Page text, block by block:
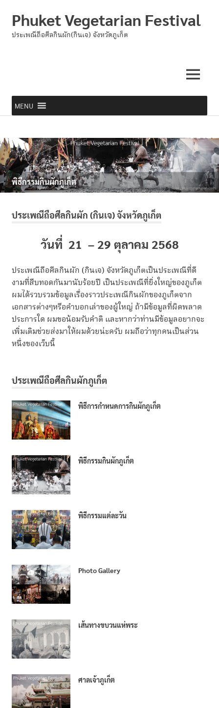
Skip
to
content
Phuket Vegetarian Festival
ประเพณีถือศีลกินผัก(กินเจ) จังหวัดภูเก็ต
MENU
MENU
พิธีการกำหนดการกินผักภูเก็ต
พิธีกรรมกินผักภูเก็ต
พิธีกรรมแต่ละวัน
Photo Gallery
เส้นทางขบวนแห่พระ
ศาลเจ้าภูเก็ต
ข้อควรปฏิบัติ ผู้ถือศีลกินผัก
ประวัติประเพณีกินผัก ภูเก็ต
ประเพณีถือศีลกินผัก (กินเจ) จังหวัดภูเก็ต
วันที่ 21 – 29 ตุลาคม 2568
ประเพณีถือศีลกินผัก (กินเจ) จังหวัดภูเก็ตเป็นประเพณีที่ดี
งามที่สืบทอดกันมานับร้อยปี เป็นประเพณีที่ยิ่งใหญ่ของภูเก็ต
ผมได้รวบรวมข้อมูลเรื่องราวประเพณีกินผักของภูเก็ตจาก
เอกสารต่างๆหรือคำบอกเล่าของผู้ใหญ่ ถ้ามีข้อมูลที่ผิดพลาด
ประการใด ผมขอน้อมรับคำติ และหากว่าท่านมีข้อมูลอยากจะ
เพิ่มเติมช่วยส่งมาให้ผมด้วยน่ะครับ ผมถือว่าทุกคนเป็นส่วน
หนึ่งของเว็บนี้
ประเพณีถือศีลกินผักภูเก็ต
พิธีการกำหนดการกินผักภูเก็ต
พิธีกรรมกินผักภูเก็ต
พิธีกรรมแต่ละวัน
Photo Gallery
เส้นทางขบวนแห่พระ
ศาลเจ้าภูเก็ต